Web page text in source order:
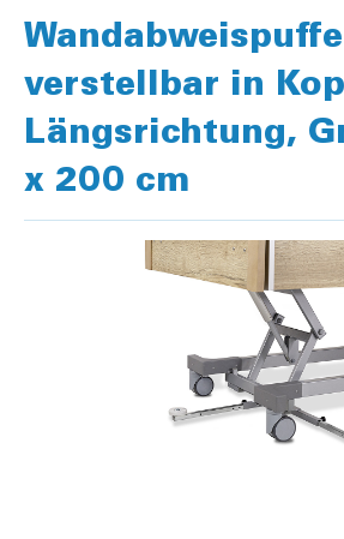
verstellbar in
Längsrichtung,
x 200 cm